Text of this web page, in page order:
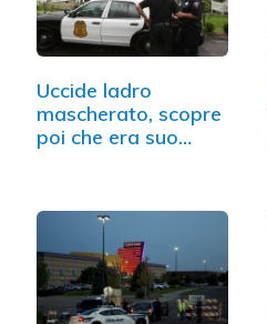
Uccide ladro
mascherato, scopre
poi che era suo